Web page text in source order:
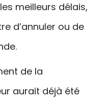
meilleurs délais,
d’annuler ou de
de la
aurait déjà été